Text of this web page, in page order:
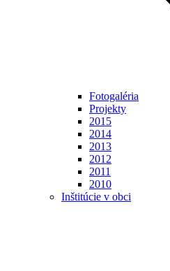
Fotogaléria
Projekty
2015
2014
2013
2012
2011
2010
Inštitúcie v obci